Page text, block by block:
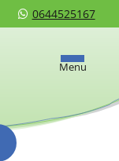
0644525167
Menu